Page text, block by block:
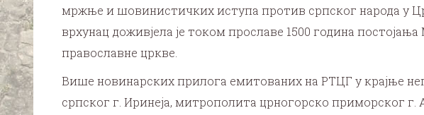
мржње и шовинистичких иступа против српског народа у
врхунац доживјела је током прославе 1500 година
православне цркве.
Више новинарских прилога емитованих на РТЦГ у крајње
српског г. Иринеја, митрополита црногорско приморског